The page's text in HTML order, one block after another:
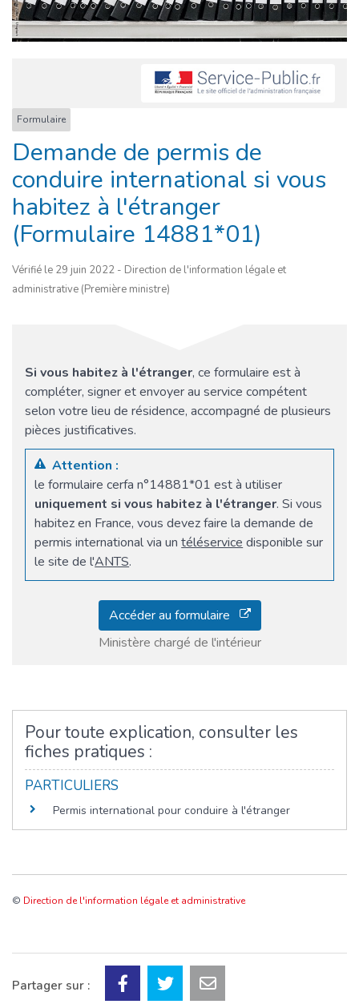
Formulaire
Demande de permis de
conduire international si vous
habitez à l'étranger
(Formulaire 14881*01)
Vérifié le 29 juin 2022 - Direction de l'information légale et
administrative (Première ministre)
Si vous habitez à l'étranger, ce formulaire est à
compléter, signer et envoyer au service compétent
selon votre lieu de résidence, accompagné de plusieurs
pièces justificatives.
Attention :
le formulaire cerfa n°14881*01 est à utiliser
uniquement si vous habitez à l'étranger. Si vous
habitez en France, vous devez faire la demande de
permis international via untéléservice disponible sur
le site de l'ANTS.
Accéder au formulaire
Ministère chargé de l'intérieur
Pour toute explication, consulter les
fiches pratiques :
PARTICULIERS
Permis international pour conduire à l'étranger
© Direction de l'information légale et administrative
Partager sur :